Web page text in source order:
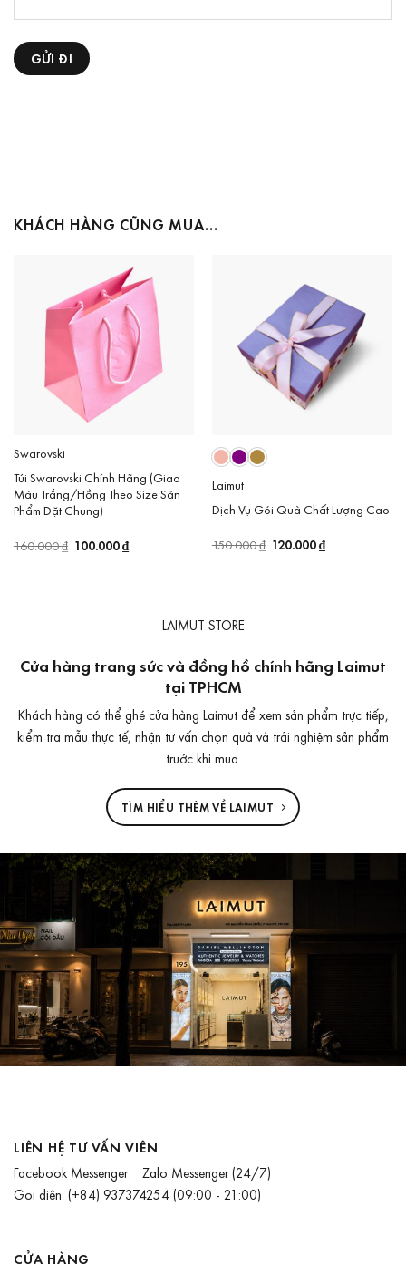
KHÁCH HÀNG CŨNG MUA…
Swarovski
Túi Swarovski Chính Hãng (Giao
Màu Trắng/Hồng Theo Size Sản
Phẩm Đặt Chung)
160.000₫ Giá
100.000₫
Laimut
Dịch Vụ Gói Quà Chất Lượng Cao
150.000₫ Giá
120.000₫
LAIMUT STORE
Cửa hàng trang sức và đồng hồ chính hãng Laimut
tại TPHCM
Khách hàng có thể ghé cửa hàng Laimut để xem sản phẩm trực tiếp,
kiểm tra mẫu thực tế, nhận tư vấn chọn quà và trải nghiệm sản phẩm
trước khi mua.
TÌM HIỂU THÊM VỀ LAIMUT
LIÊN HỆ TƯ VẤN VIÊN
Facebook Messenger Zalo Messenger(24/7)
Gọi điện: (+84) 937374254(09:00 - 21:00)
CỬA HÀNG